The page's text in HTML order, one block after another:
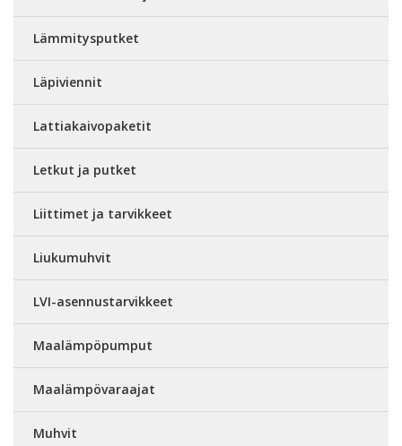
Lämmitysputket
Läpiviennit
Lattiakaivopaketit
Letkut ja putket
Liittimet ja tarvikkeet
Liukumuhvit
LVI-asennustarvikkeet
Maalämpöpumput
Maalämpövaraajat
Muhvit